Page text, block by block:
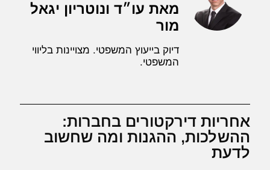
מאת עו״ד ונוטריון יגאל
מור
דיוק בייעוץ המשפטי. מצויינות בליווי
המשפטי.
אחריות דירקטורים בחברות:
ההשלכות, ההגנות ומה שחשוב
לדעת